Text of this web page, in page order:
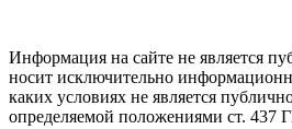
Информация на сайте не является
носит исключительно
каких условиях не является
определяемой положениями ст. 437